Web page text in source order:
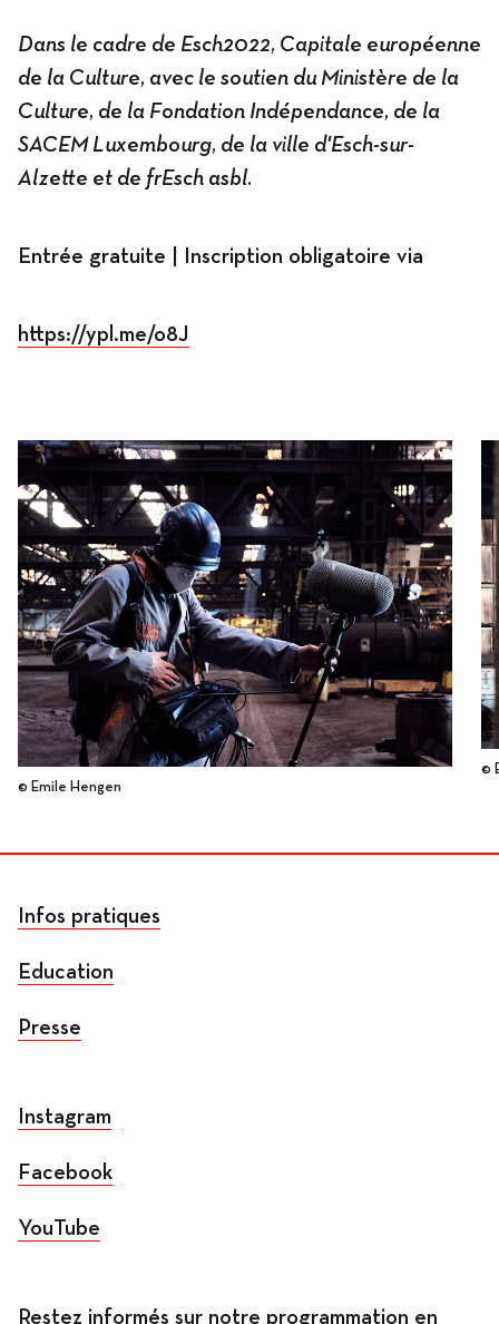
Dans le cadre de Esch2022, Capitale européenne
de la Culture, avec le soutien du Ministère de la
Culture, de la Fondation Indépendance, de la
SACEM Luxembourg, de la ville d'Esch-sur-
Alzette et de frEsch asbl.
Entrée gratuite | Inscription obligatoire via
https://ypl.me/o8J
© Emile Hengen
©
Infos pratiques
Education
Presse
Instagram
Facebook
YouTube
Restez informés sur notre programmation en